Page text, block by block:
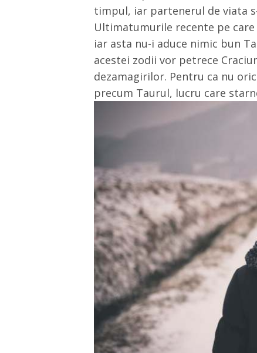
timpul, iar partenerul de viata
Ultimatumurile recente pe
iar asta nu-i aduce nimic bun
acestei zodii vor petrece
dezamagirilor. Pentru ca nu
precum Taurul, lucru care